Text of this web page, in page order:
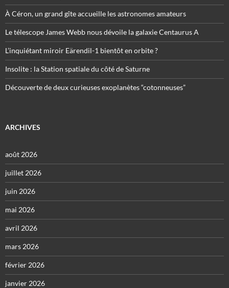
À Céron, un grand gîte accueille les astronomes amateurs
Le télescope James Webb nous dévoile la galaxie Centaurus A
L’inquiétant miroir Eärendil-1 bientôt en orbite ?
Insolite : la Station spatiale du côté de Saturne
Découverte de deux curieuses exoplanètes “cotonneuses”
ARCHIVES
août 2026
juillet 2026
juin 2026
mai 2026
avril 2026
mars 2026
février 2026
janvier 2026